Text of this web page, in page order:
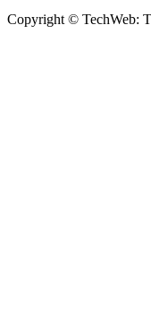
Copyright © TechWeb: